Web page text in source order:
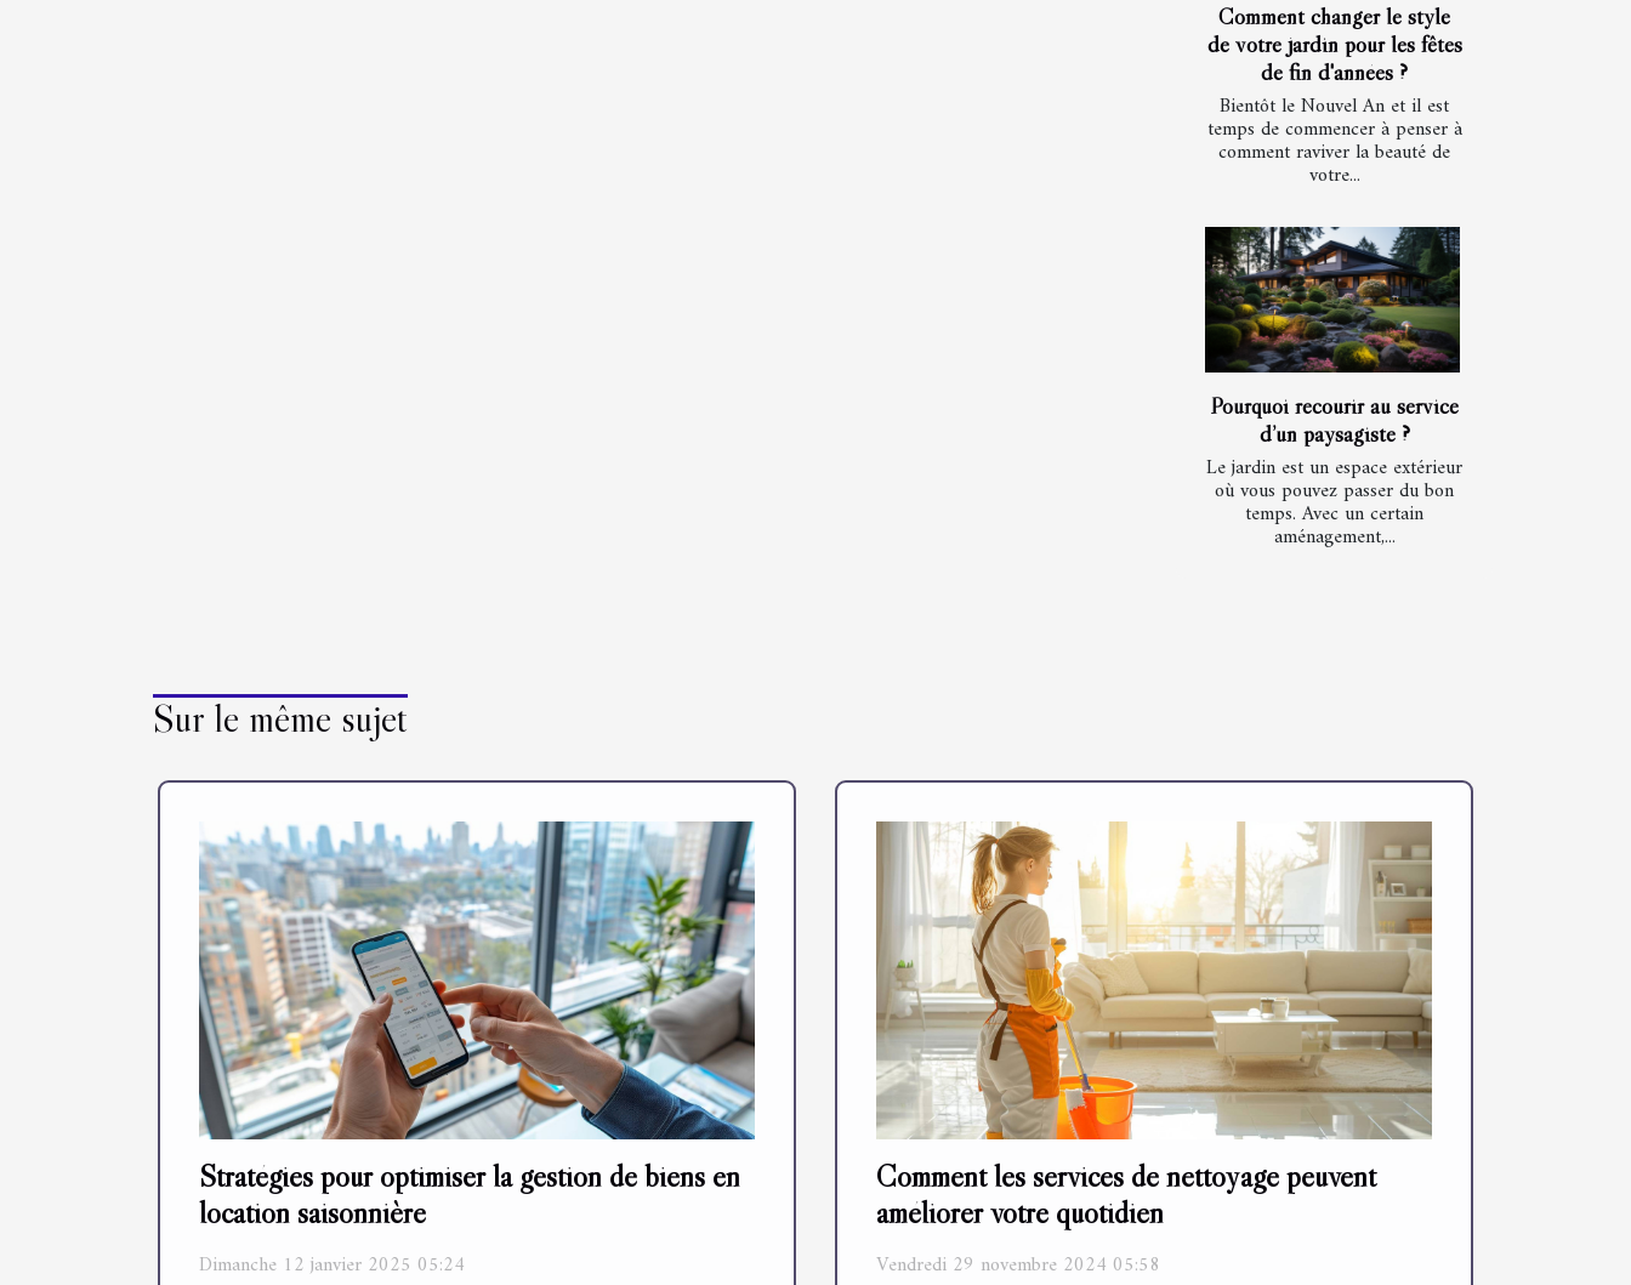
Comment changer le style
de votre jardin pour les fêtes
de fin d'années ?
Bientôt le Nouvel An et il est
temps de commencer à penser à
comment raviver la beauté de
votre...
Pourquoi recourir au service
d’un paysagiste ?
Le jardin est un espace extérieur
où vous pouvez passer du bon
temps. Avec un certain
aménagement,...
Sur le même sujet
Stratégies pour optimiser la gestion de biens en
location saisonnière
Dimanche 12 janvier 2025 05:24
Comment les services de nettoyage peuvent
améliorer votre quotidien
Vendredi 29 novembre 2024 05:58